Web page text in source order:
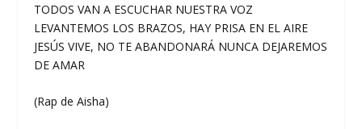
TODOS VAN A ESCUCHAR NUESTRA VOZ
LEVANTEMOS LOS BRAZOS, HAY PRISA EN EL AIRE
JESÚS VIVE, NO TE ABANDONARÁ NUNCA DEJAREMOS
DE AMAR
(Rap de Aisha)